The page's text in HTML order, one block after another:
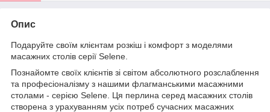
Опис
Подаруйте своїм клієнтам розкіш і комфорт з моделями
масажних столів серії Selene.
Познайомте своїх клієнтів зі світом абсолютного розслаблення
та професіоналізму з нашими флагманськими масажними
столами - серією Selene. Ця перлина серед масажних столів
створена з урахуванням усіх потреб сучасних масажних